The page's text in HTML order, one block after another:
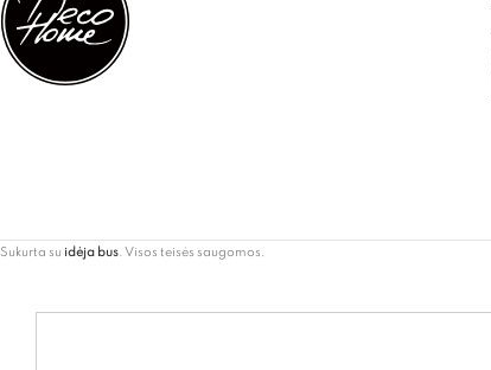
Sukurta su idėja bus. Visos teisės saugomos.